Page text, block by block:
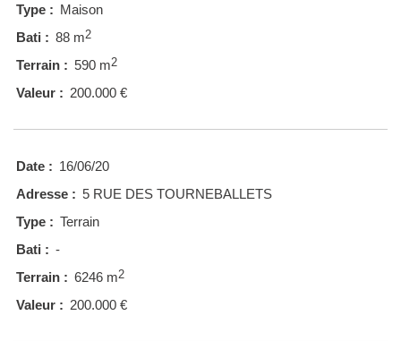
Type : Maison
Bati : 88 m2
Terrain : 590 m2
Valeur : 200.000 €
Date : 16/06/20
Adresse : 5 RUE DES TOURNEBALLETS
Type : Terrain
Bati : -
Terrain : 6246 m2
Valeur : 200.000 €